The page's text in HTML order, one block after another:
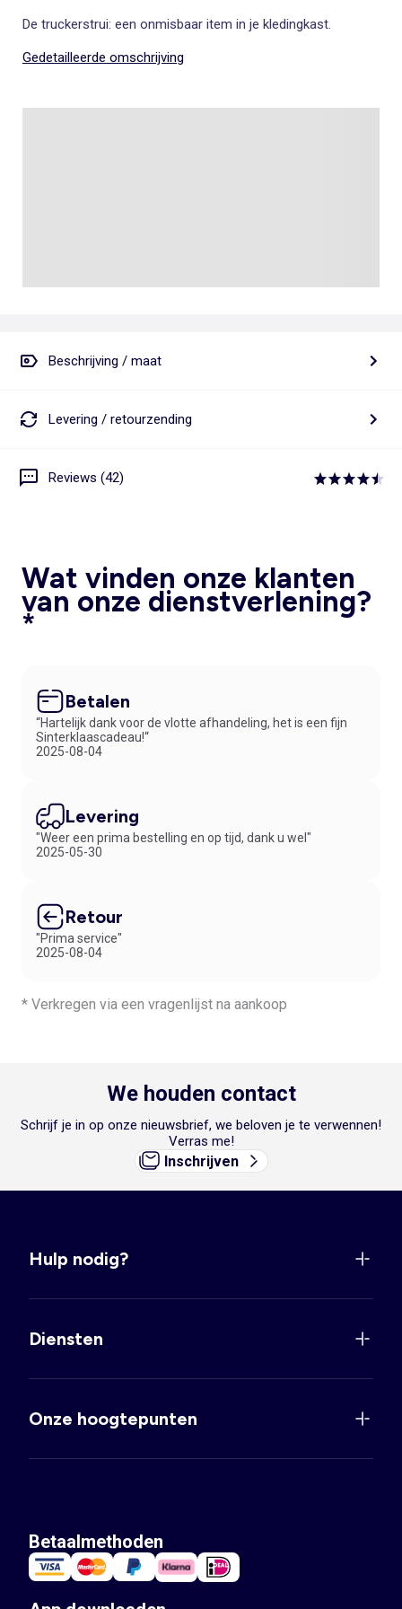
De truckerstrui: een onmisbaar item in je kledingkast.
Gedetailleerde omschrijving
Beschrijving / maat
Levering / retourzending
Reviews (42)
Wat vinden onze klanten
van onze dienstverlening?
*
Betalen
“Hartelijk dank voor de vlotte afhandeling, het is een fijn
Sinterklaascadeau!“
2025-08-04
Levering
"Weer een prima bestelling en op tijd, dank u wel"
2025-05-30
Retour
"Prima service"
2025-08-04
* Verkregen via een vragenlijst na aankoop
We houden contact
Schrijf je in op onze nieuwsbrief, we beloven je te verwennen!
Verras me!
Inschrijven
Hulp nodig?
Diensten
Onze hoogtepunten
Betaalmethoden